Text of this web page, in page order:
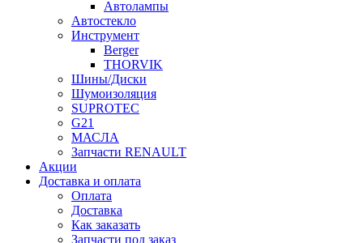
Автолампы
Автостекло
Инструмент
Berger
THORVIK
Шины/Диски
Шумоизоляция
SUPROTEC
G21
МАСЛА
Запчасти RENAULT
Акции
Доставка и оплата
Оплата
Доставка
Как заказать
Запчасти под заказ